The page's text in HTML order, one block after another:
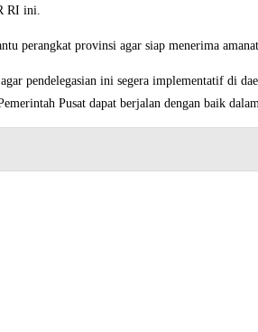
RI ini.
perangkat provinsi agar siap menerima
pendelegasian ini segera implementatif di
Pusat dapat berjalan dengan baik